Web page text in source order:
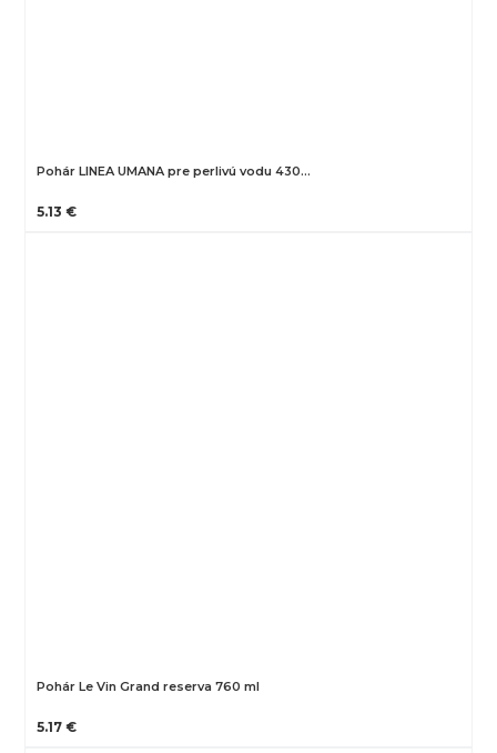
Pohár LINEA UMANA pre perlivú vodu 430…
5.13 €
Pohár Le Vin Grand reserva 760 ml
5.17 €